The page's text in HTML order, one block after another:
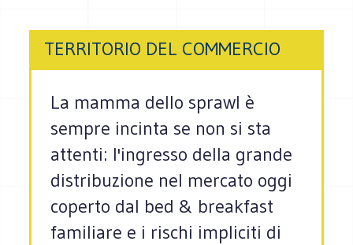
TERRITORIO DEL COMMERCIO
La mamma dello sprawl è
sempre incinta se non si sta
attenti: l'ingresso della grande
distribuzione nel mercato oggi
coperto dal bed & breakfast
familiare e i rischi impliciti di